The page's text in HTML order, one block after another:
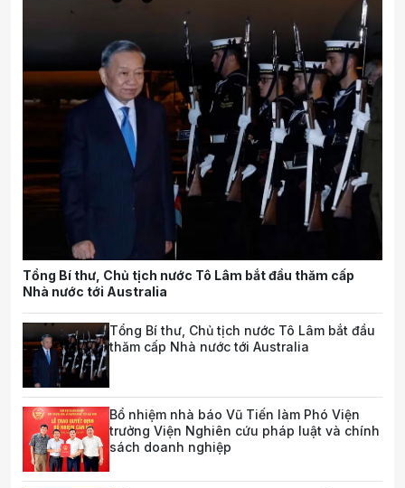
Tổng Bí thư, Chủ tịch nước Tô Lâm bắt đầu thăm cấp
Nhà nước tới Australia
Tổng Bí thư, Chủ tịch nước Tô Lâm bắt đầu
thăm cấp Nhà nước tới Australia
Bổ nhiệm nhà báo Vũ Tiến làm Phó Viện
trưởng Viện Nghiên cứu pháp luật và chính
sách doanh nghiệp